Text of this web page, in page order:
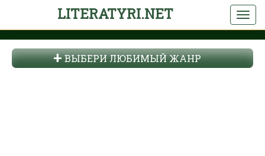
LITERATYRI.NET
ВЫБЕРИ ЛЮБИМЫЙ ЖАНР